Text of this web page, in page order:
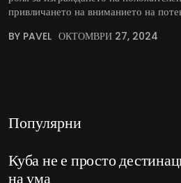
привличането на вниманието на
BY PAVEL ОКТОМВРИ 27, 2024
Популярни
Куба не е просто
на ума